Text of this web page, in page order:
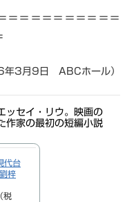
＝＝＝＝＝＝＝＝＝＝
6年3月9日 ABCホール）
ッセイ・リウ。映画の
作家の最初の短編小説
代台
梓
税